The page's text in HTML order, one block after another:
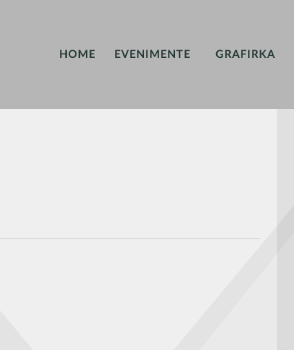
HOME EVENIMENTE GRAFIRKA